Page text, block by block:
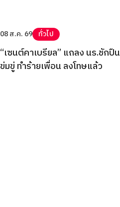
08 ส.ค. 69 ทั่วไป
“เซนต์คาเบรียล” แถลง นร.ชักปืน
ข่มขู่ ทำร้ายเพื่อน ลงโทษแล้ว